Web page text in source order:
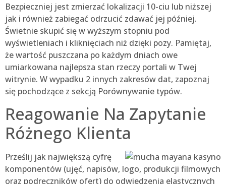
Bezpieczniej jest zmierzać lokalizacji 10-ciu lub niższej
jak i również zabiegać odrzucić zdawać jej później.
Świetnie skupić się w wyższym stopniu pod
wyświetleniach i kliknięciach niż dzięki pozy. Pamiętaj,
że wartość puszczana po każdym dniach owe
umiarkowana najlepsza stan rzeczy portali w Twej
witrynie. W wypadku 2 innych zakresów dat, zapoznaj
się pochodzące z sekcją Porównywanie typów.
Reagowanie Na Zapytanie
Różnego Klienta
Prześlij jak największą cyfrę
komponentów (ujęć, napisów, logo, produkcji filmowych
oraz podręczników ofert) do odwiedzenia elastycznych